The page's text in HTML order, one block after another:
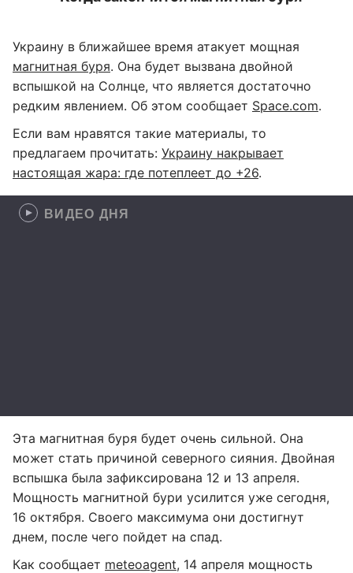
Украину в ближайшее время атакует мощная
магнитная буря. Она будет вызвана двойной
вспышкой на Солнце, что является достаточно
редким явлением. Об этом сообщает Space.com.
Если вам нравятся такие материалы, то
предлагаем прочитать: Украину накрывает
настоящая жара: где потеплеет до +26.
ВИДЕО ДНЯ
Эта магнитная буря будет очень сильной. Она
может стать причиной северного сияния. Двойная
вспышка была зафиксирована 12 и 13 апреля.
Мощность магнитной бури усилится уже сегодня,
16 октября. Своего максимума они достигнут
днем, после чего пойдет на спад.
Как сообщает meteoagent, 14 апреля мощность